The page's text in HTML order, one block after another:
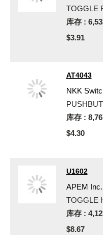
TOGGLE
库存 :
$3.91
AT4043
NKK
库存 :
$4.30
U1602
APEM Inc.
TOGGLE
库存 :
$8.67